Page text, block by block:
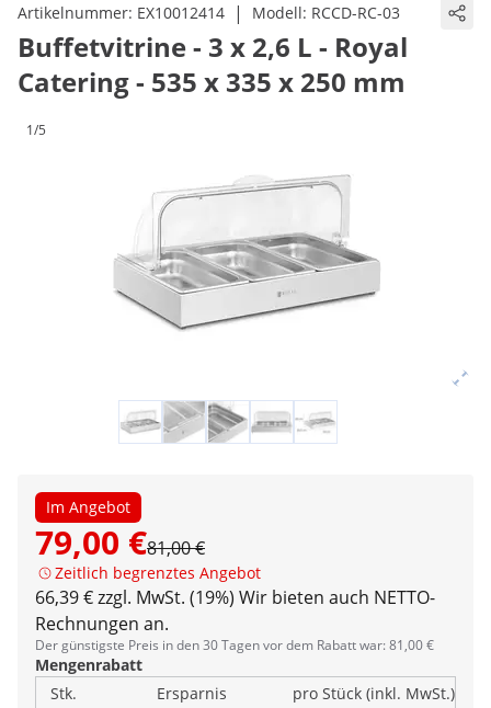
Artikelnummer: EX10012414 | Modell: RCCD-RC-03
Buffetvitrine - 3 x 2,6 L - Royal
Catering - 535 x 335 x 250 mm
1/5
Im Angebot
79,00 €81,00 €
Zeitlich begrenztes Angebot
66,39 € zzgl. MwSt. (19%) Wir bieten auch NETTO-
Rechnungen an.
Der günstigste Preis in den 30 Tagen vor dem Rabatt war: 81,00 €
Mengenrabatt
Stk.
Ersparnis
pro Stück (inkl. MwSt.)